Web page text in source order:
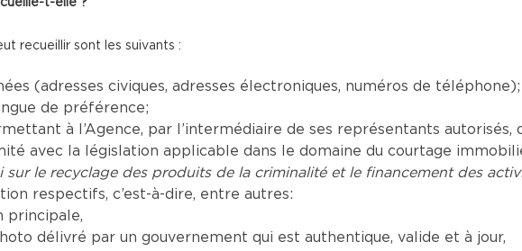
t-elle ?
recueillir sont les suivants :
(adresses civiques, adresses électroniques, numéros de téléphone);
de préférence;
à l’Agence, par l’intermédiaire de ses représentants
avec la législation applicable dans le domaine du courtage
sur le recyclage des produits de la criminalité et le financement des
respectifs, c’est-à-dire, entre autres:
principale,
délivré par un gouvernement qui est authentique, valide et à jour,